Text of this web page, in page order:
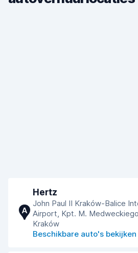
A
Hertz
John Paul II Kraków-Balice
Airport, Kpt. M.
Kraków
Beschikbare auto's bekijken